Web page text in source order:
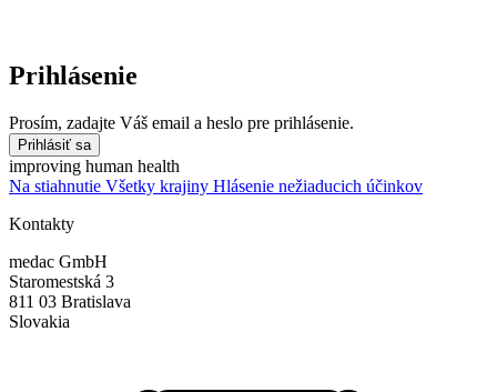
Prihlásenie
Prosím, zadajte Váš email a heslo pre prihlásenie.
Prihlásiť sa
improving human health
Na stiahnutie Všetky krajiny Hlásenie nežiaducich účinkov
Kontakty
medac GmbH
Staromestská 3
811 03 Bratislava
Slovakia